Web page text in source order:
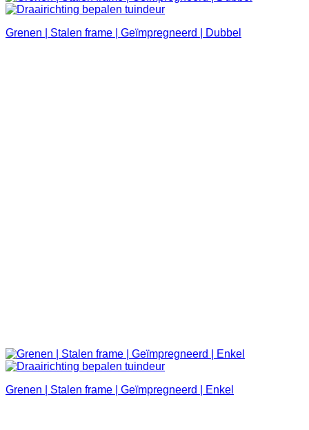
Grenen | Stalen frame | Geïmpregneerd | Dubbel
Grenen | Stalen frame | Geïmpregneerd | Enkel